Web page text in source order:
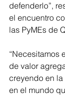
defenderlo”,
el encuentro
las PyMEs de
“Necesitamos
de valor
creyendo en
en el mundo